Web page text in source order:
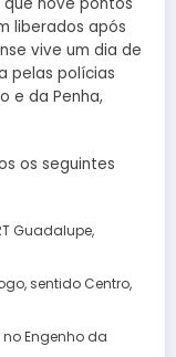
liberados após
vive um dia de
pelas polícias
e da Penha,
os seguintes
Guadalupe,
sentido Centro,
no Engenho da